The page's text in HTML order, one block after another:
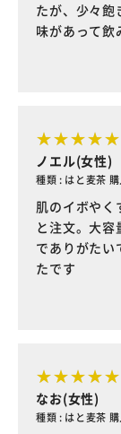
たが、少々飽
味があって飲
ノエル(女性)
種類 : はと麦茶 購
肌のイボやく
と注文。大
でありがたい
たです
なお(女性)
種類 : はと麦茶 購